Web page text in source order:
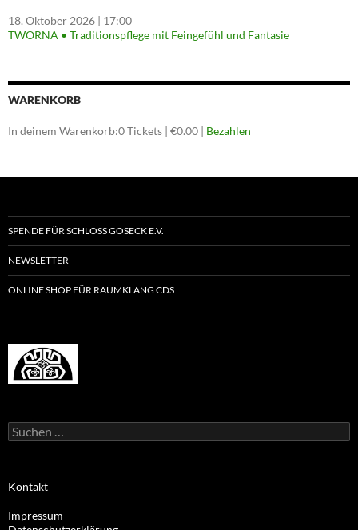
18. Oktober 2026 | 17:00
TWORNA • Traditionspflege mit Feingefühl und Fantasie
WARENKORB
In deinem Warenkorb:0Tickets | €0.00 | Bezahlen
SPENDE FÜR SCHLOSS GOSECK E.V.
NEWSLETTER
ONLINE SHOP FÜR RAUMKLANG CDS
Suchen
nach:
Kontakt
Impressum